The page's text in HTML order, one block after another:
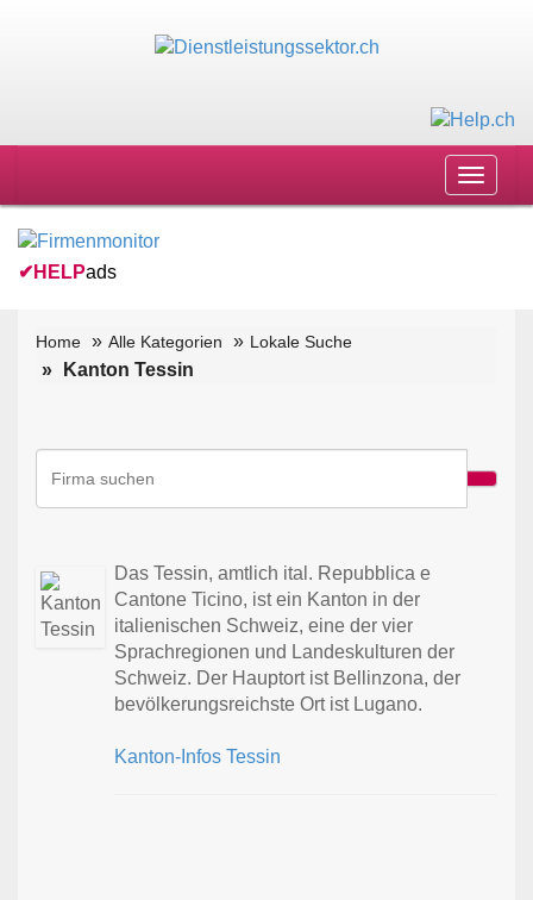
Toggle
✔ HELPads
Home Alle Kategorien Lokale Suche
Kanton Tessin
Das Tessin, amtlich ital. Repubblica e
Cantone Ticino, ist ein Kanton in der
italienischen Schweiz, eine der vier
Sprachregionen und Landeskulturen der
Schweiz. Der Hauptort ist Bellinzona, der
bevölkerungsreichste Ort ist Lugano.
Kanton-Infos Tessin